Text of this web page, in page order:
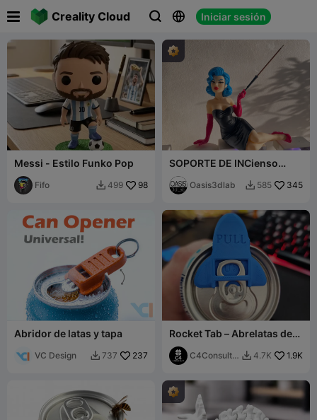
Creality Cloud   Iniciar sesión
 
Messi - Estilo Funko Pop
Fifo  499 98
SOPORTE DE INCienso
VINTAGE PIN-UP
Oasis3dlab  585 345
Abridor de latas y tapa
VC Design  737 237
Rocket Tab – Abrelatas de
refrescos + Cubierta
antiinsectos
C4Consulta
 4.7K 1.9K